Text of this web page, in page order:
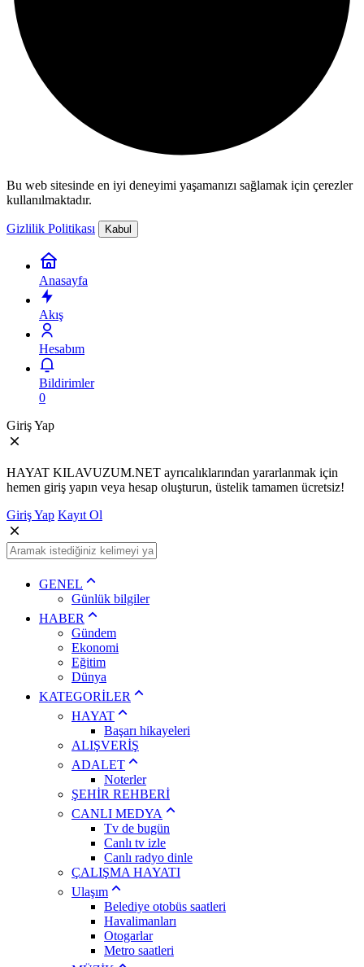
Bu web sitesinde en iyi deneyimi yaşamanızı sağlamak için çerezler
kullanılmaktadır.
Gizlilik Politikası Kabul
Anasayfa
Akış
Hesabım
Bildirimler
0
Giriş Yap
HAYAT KILAVUZUM.NET ayrıcalıklarından yararlanmak için
hemen giriş yapın veya hesap oluşturun, üstelik tamamen ücretsiz!
Giriş Yap Kayıt Ol
GENEL
Günlük bilgiler
HABER
Gündem
Ekonomi
Eğitim
Dünya
KATEGORİLER
HAYAT
Başarı hikayeleri
ALIŞVERİŞ
ADALET
Noterler
ŞEHİR REHBERİ
CANLI MEDYA
Tv de bugün
Canlı tv izle
Canlı radyo dinle
ÇALIŞMA HAYATI
Ulaşım
Belediye otobüs saatleri
Havalimanları
Otogarlar
Metro saatleri